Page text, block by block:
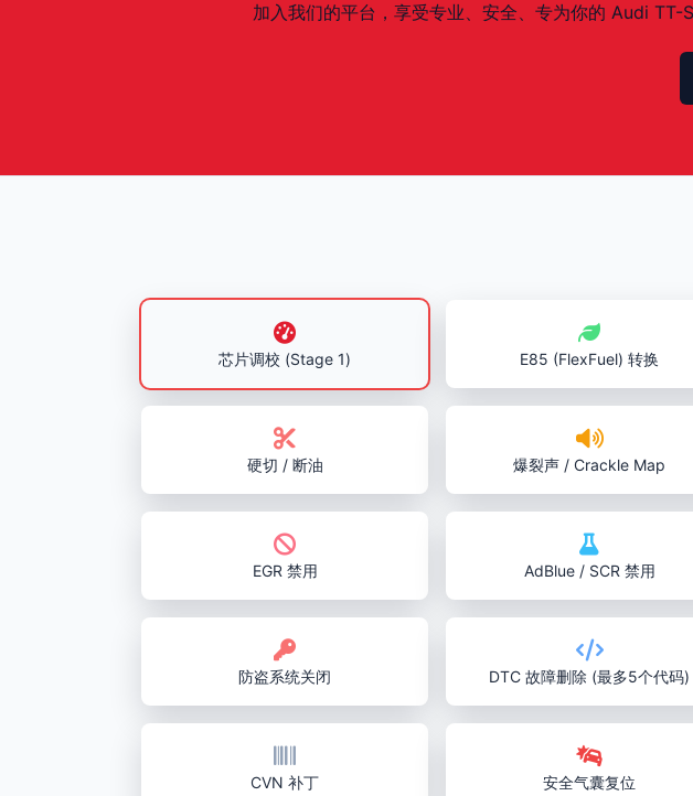
加入我们的平台，享受专业、安全、专为你的 Audi
芯片调校 (Stage 1) E85 (FlexFuel) 转换
硬切 / 断油 爆裂声 / Crackle Map
EGR 禁用 AdBlue / SCR 禁用
防盗系统关闭 DTC 故障删除 (最多5个代码)
CVN 补丁 安全气囊复位